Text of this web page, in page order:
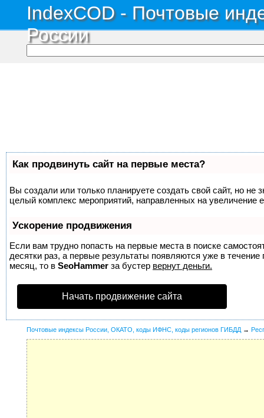
IndexCOD - Почтовые
России
Как продвинуть сайт на первые места?
Вы создали или только планируете создать свой сайт, но не
целый комплекс мероприятий, направленных на увеличение
Ускорение продвижения
Если вам трудно попасть на первые места в поиске
десятки раз, а первые результаты появляются уже в
месяц, то в SeoHammer за бустер вернут деньги.
Начать продвижение сайта
Почтовые индексы России, ОКАТО, коды ИФНС, коды регионов ГИБДД →